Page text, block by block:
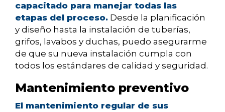
capacitado para manejar todas las
etapas del proceso. Desde la planificación
y diseño hasta la instalación de tuberías,
grifos, lavabos y duchas, puedo asegurarme
de que su nueva instalación cumpla con
todos los estándares de calidad y seguridad.
Mantenimiento preventivo
El mantenimiento regular de sus